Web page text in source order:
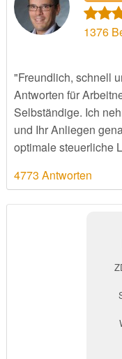
1376
"Freundlich, schnell
Antworten für
Selbständige. Ich
und Ihr Anliegen
optimale steuerliche
4773 Antworten